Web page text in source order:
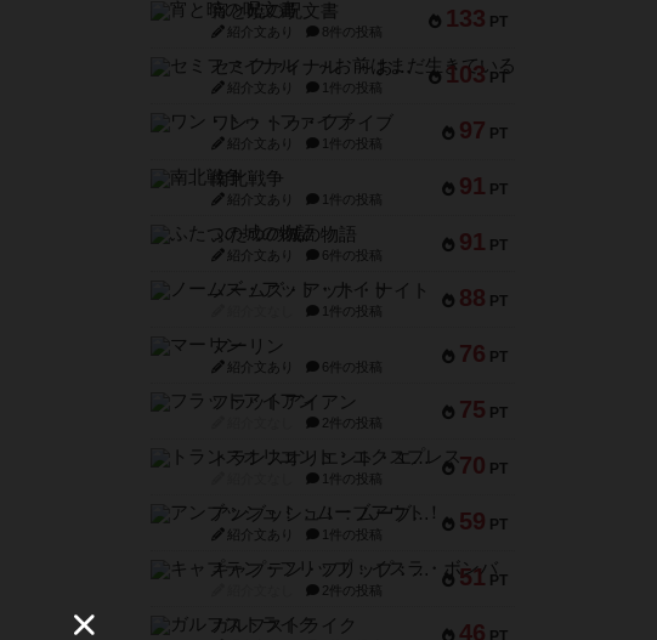
133 PT
宵と暁の呪文書
紹介文あり 8件の投稿
103 PT
セミファイナル ～お前はまだ生きている～
紹介文あり 1件の投稿
97 PT
ワン・トゥ・ファイブ
紹介文あり 1件の投稿
91 PT
南北戦争
紹介文あり 1件の投稿
91 PT
ふたつの城の物語
紹介文あり 6件の投稿
88 PT
ノームズ・アット・ナイト
1件の投稿
76 PT
マーリン
紹介文あり 6件の投稿
75 PT
フラットアイアン
2件の投稿
70 PT
トランスオリエント・エクスプレス
1件の投稿
59 PT
アンブッシュ！：ムーブアウト！
紹介文あり 1件の投稿
51 PT
キャプテン・フリップ：イスラ・ボンバ
2件の投稿
46 PT
ガルフストライク